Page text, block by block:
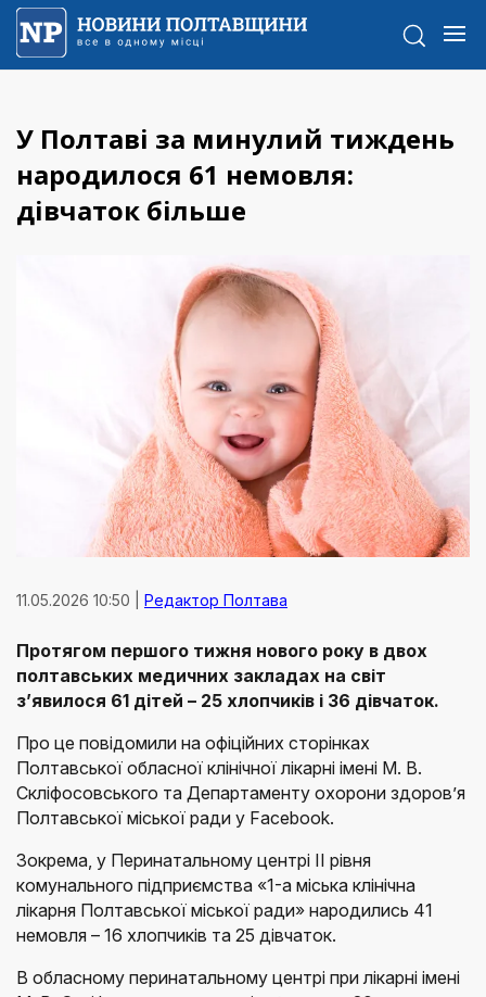
У Полтаві за минулий тиждень
народилося 61 немовля:
дівчаток більше
11.05.2026 10:50 | Редактор Полтава
Протягом першого тижня нового року в двох
полтавських медичних закладах на світ
з’явилося 61 дітей – 25 хлопчиків і 36 дівчаток.
Про це повідомили на офіційних сторінках
Полтавської обласної клінічної лікарні імені М. В.
Скліфосовського та Департаменту охорони здоров’я
Полтавської міської ради у Facebook.
Зокрема, у Перинатальному центрі ІІ рівня
комунального підприємства «1-а міська клінічна
лікарня Полтавської міської ради» народились 41
немовля – 16 хлопчиків та 25 дівчаток.
В обласному перинатальному центрі при лікарні імені